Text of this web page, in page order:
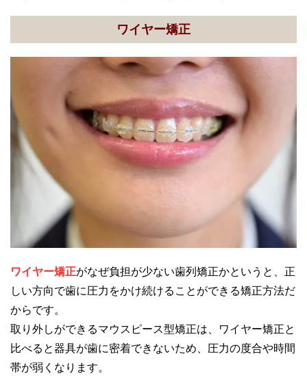
ワイヤー矯正
ワイヤー矯正がなぜ負担が少ない歯列矯正かというと、正
しい方向で歯に圧力をかけ続けることができる矯正方法だ
からです。
取り外しができるマウスピース型矯正は、ワイヤー矯正と
比べると器具が歯に密着できないため、圧力の度合や時間
帯が弱くなります。